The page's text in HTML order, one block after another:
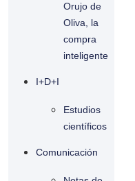
Orujo de
Oliva, la
compra
inteligente
I+D+I
Estudios
científicos
Comunicación